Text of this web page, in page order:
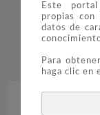
Este
propias con
datos de
Para
haga clic en
ESTE